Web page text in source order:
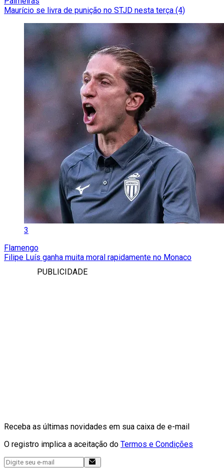
Maurício se livra de punição no STJD nesta terça (4)
3
Flamengo
Filipe Luís ganha muita moral rapidamente no Monaco
PUBLICIDADE
Receba as últimas novidades em sua caixa de e-mail
O registro implica a aceitação do Termos e Condições